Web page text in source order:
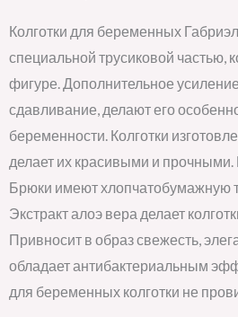
Колготки для беременных
специальной трусиковой частью,
фигуре. Дополнительное
сдавливание, делают его
беременности. Колготки
делает их красивыми и
Брюки имеют хлопчатобумажную
Экстракт алоэ вера делает
Привносит в образ свежесть,
обладает антибактериальным
для беременных колготки не